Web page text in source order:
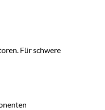
Für schwere